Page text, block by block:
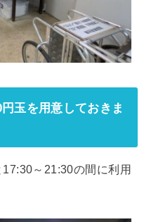
玉を用意しておきま
～21:30の間に利用